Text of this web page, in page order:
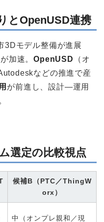
とOpenUSD連携
3Dモデル整備が進展
加速。OpenUSD
（オ
などの推進で産
が前進し、設計—運用
選定の比較視点
候補B（PTC／ThingW
orx）
中（オンプレ親和／現